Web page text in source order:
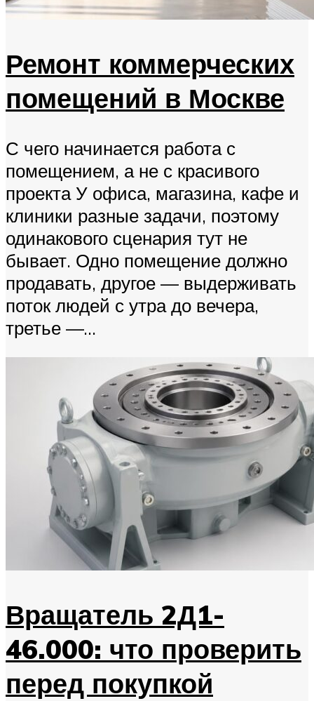
Ремонт коммерческих
помещений в Москве
С чего начинается работа с
помещением, а не с красивого
проекта У офиса, магазина, кафе и
клиники разные задачи, поэтому
одинакового сценария тут не
бывает. Одно помещение должно
продавать, другое — выдерживать
поток людей с утра до вечера,
третье —...
Вращатель 2Д1-
46.000: что проверить
перед покупкой